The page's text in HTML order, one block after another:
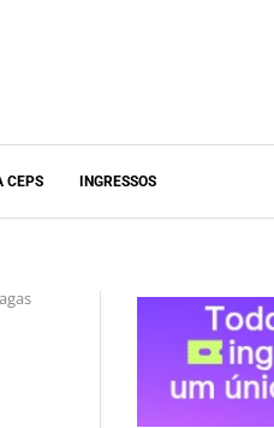
CEPS INGRESSOS